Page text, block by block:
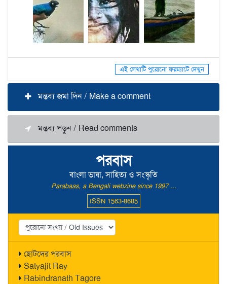
পরবাস
বাংলা ভাষা, সাহিত্য ও সংস্কৃতি
Parabaas, a Bengali webzine since 1997 ...
ISSN 1563-8685
ছোটদের পরবাস
Satyajit Ray
Rabindranath Tagore
এই লেখাটি পুরোনো ফরম্যাটে দেখুন
মন্তব্য জমা দিন / Make a comment
মন্তব্য পড়ুন / Read comments